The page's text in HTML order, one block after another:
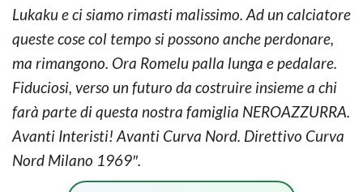
Lukaku e ci siamo rimasti malissimo. Ad un calciatore
queste cose col tempo si possono anche perdonare,
ma rimangono. Ora Romelu palla lunga e pedalare.
Fiduciosi, verso un futuro da costruire insieme a chi
farà parte di questa nostra famiglia NEROAZZURRA.
Avanti Interisti! Avanti Curva Nord. Direttivo Curva
Nord Milano 1969″.